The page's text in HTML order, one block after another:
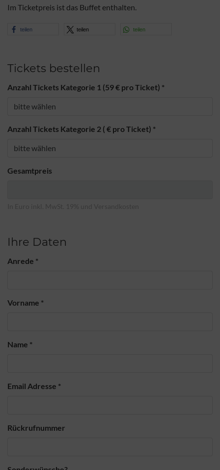
Im Ticketpreis ist das Buffet enthalten.
teilen teilen teilen
Tickets bestellen
Anzahl Tickets Kategorie 1 (59 € pro Ticket) *
Anzahl Tickets Kategorie 2 ( € pro Ticket) *
Gesamtpreis
Ihre Daten
Anrede *
Vorname *
Name *
Email Adresse *
Rückrufnummer